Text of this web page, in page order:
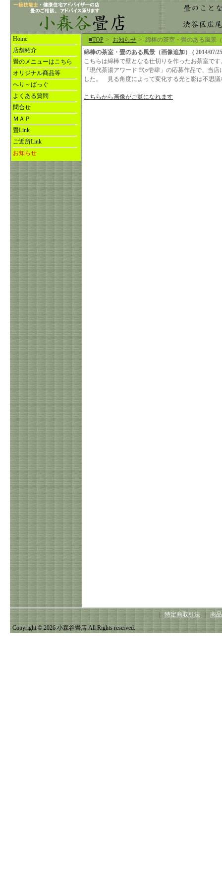
Home
店舗紹介
畳のメニューはこちら
オリジナル商品等
へり～ばっぐ
よくある質問
問合せ
ＭＡＰ
畳Link
ご近所Link
お知らせ
■TOP > お知らせ > 綿棒の茶室・畳のある風景
綿棒の茶室・畳のある風景（画像追加） ( 2014/07/
こちらは綿棒で壁となる仕切りを作ったお茶室です
「現代茶湯アワード 弐○壱肆」の応募作品で、当
した。 見る角度によって変化する光と影は不思議
こちらから画像がご覧になれます
｜ 特定商取引法 ｜ 商
Copyright © 2026 小森谷畳店 All Rights reserved.